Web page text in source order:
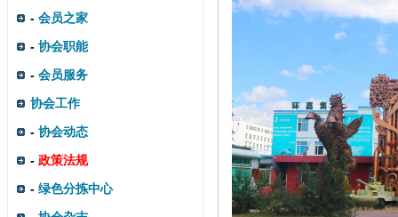
- 会员之家
- 协会职能
- 会员服务
协会工作
- 协会动态
- 政策法规
- 绿色分拣中心